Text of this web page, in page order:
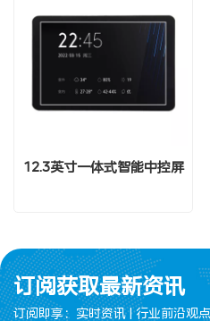
12.3英寸一体式智能中控屏
订阅获取最新资讯
订阅即享：实时资讯 | 行业前沿观点